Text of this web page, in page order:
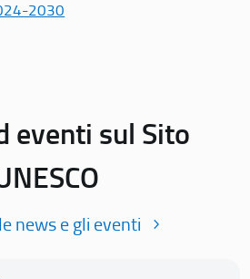
2030
eventi sul Sito
news e gli eventi